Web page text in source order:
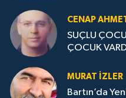
CENAP
SUÇLU
ÇOCUK
MURAT İZLER
Bartın’da